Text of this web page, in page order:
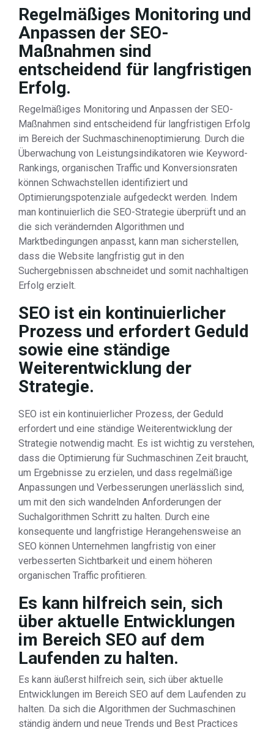
Regelmäßiges Monitoring und
Anpassen der SEO-
Maßnahmen sind
entscheidend für langfristigen
Erfolg.
Regelmäßiges Monitoring und Anpassen der SEO-
Maßnahmen sind entscheidend für langfristigen Erfolg
im Bereich der Suchmaschinenoptimierung. Durch die
Überwachung von Leistungsindikatoren wie Keyword-
Rankings, organischen Traffic und Konversionsraten
können Schwachstellen identifiziert und
Optimierungspotenziale aufgedeckt werden. Indem
man kontinuierlich die SEO-Strategie überprüft und an
die sich verändernden Algorithmen und
Marktbedingungen anpasst, kann man sicherstellen,
dass die Website langfristig gut in den
Suchergebnissen abschneidet und somit nachhaltigen
Erfolg erzielt.
SEO ist ein kontinuierlicher
Prozess und erfordert Geduld
sowie eine ständige
Weiterentwicklung der
Strategie.
SEO ist ein kontinuierlicher Prozess, der Geduld
erfordert und eine ständige Weiterentwicklung der
Strategie notwendig macht. Es ist wichtig zu verstehen,
dass die Optimierung für Suchmaschinen Zeit braucht,
um Ergebnisse zu erzielen, und dass regelmäßige
Anpassungen und Verbesserungen unerlässlich sind,
um mit den sich wandelnden Anforderungen der
Suchalgorithmen Schritt zu halten. Durch eine
konsequente und langfristige Herangehensweise an
SEO können Unternehmen langfristig von einer
verbesserten Sichtbarkeit und einem höheren
organischen Traffic profitieren.
Es kann hilfreich sein, sich
über aktuelle Entwicklungen
im Bereich SEO auf dem
Laufenden zu halten.
Es kann äußerst hilfreich sein, sich über aktuelle
Entwicklungen im Bereich SEO auf dem Laufenden zu
halten. Da sich die Algorithmen der Suchmaschinen
ständig ändern und neue Trends und Best Practices